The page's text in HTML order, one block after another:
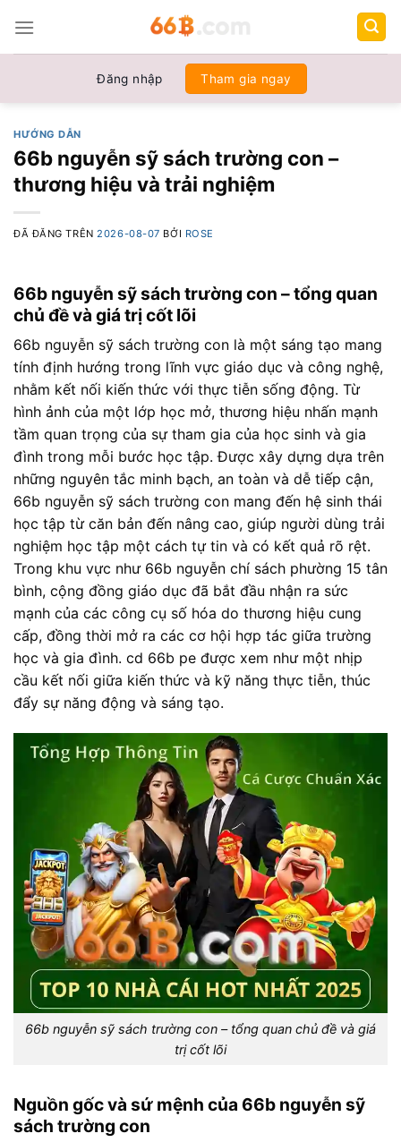
đến
nội
Đăng nhập Tham gia ngay
HƯỚNG DẪN
66b nguyễn sỹ sách trường con –
thương hiệu và trải nghiệm
ĐÃ ĐĂNG TRÊN 2026-08-07 BỞI ROSE
66b nguyễn sỹ sách trường con – tổng quan
chủ đề và giá trị cốt lõi
66b nguyễn sỹ sách trường con là một sáng tạo mang
tính định hướng trong lĩnh vực giáo dục và công nghệ,
nhằm kết nối kiến thức với thực tiễn sống động. Từ
hình ảnh của một lớp học mở, thương hiệu nhấn mạnh
tầm quan trọng của sự tham gia của học sinh và gia
đình trong mỗi bước học tập. Được xây dựng dựa trên
những nguyên tắc minh bạch, an toàn và dễ tiếp cận,
66b nguyễn sỹ sách trường con mang đến hệ sinh thái
học tập từ căn bản đến nâng cao, giúp người dùng trải
nghiệm học tập một cách tự tin và có kết quả rõ rệt.
Trong khu vực như 66b nguyễn chí sách phường 15 tân
bình, cộng đồng giáo dục đã bắt đầu nhận ra sức
mạnh của các công cụ số hóa do thương hiệu cung
cấp, đồng thời mở ra các cơ hội hợp tác giữa trường
học và gia đình. cd 66b pe được xem như một nhịp
cầu kết nối giữa kiến thức và kỹ năng thực tiễn, thúc
đẩy sự năng động và sáng tạo.
66b nguyễn sỹ sách trường con – tổng quan chủ đề và giá
trị cốt lõi
Nguồn gốc và sứ mệnh của 66b nguyễn sỹ
sách trường con